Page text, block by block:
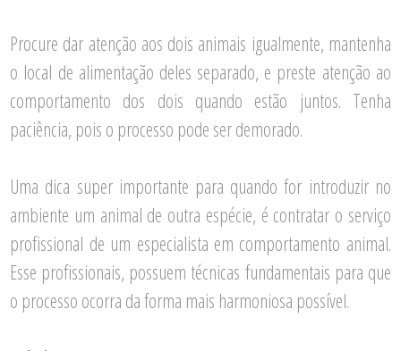
Procure dar atenção aos dois animais igualmente, mantenha
o local de alimentação deles separado, e preste atenção ao
comportamento dos dois quando estão juntos. Tenha
paciência, pois o processo pode ser demorado.
Uma dica super importante para quando for introduzir no
ambiente um animal de outra espécie, é contratar o serviço
profissional de um especialista em comportamento animal.
Esse profissionais, possuem técnicas fundamentais para que
o processo ocorra da forma mais harmoniosa possível.